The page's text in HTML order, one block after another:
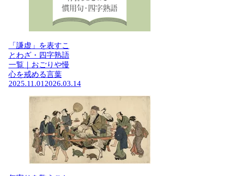
「謙虚」を表すこ
とわざ・四字熟語
一覧｜おごりや慢
心を戒める言葉
2025.11.012026.03.14